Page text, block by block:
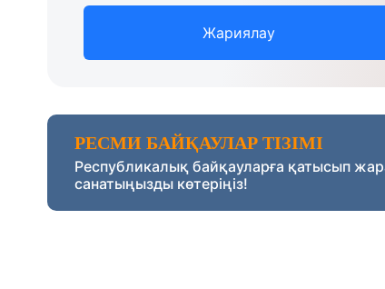
Жариялау
РЕСМИ БАЙҚАУЛАР ТІЗІМІ
Республикалық байқауларға қатысып
санатыңызды көтеріңіз!